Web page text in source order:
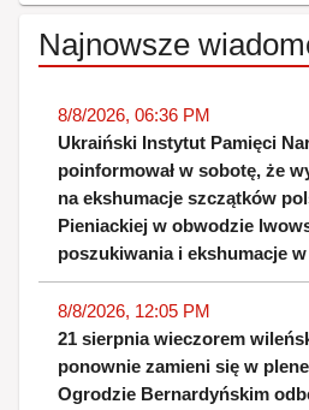
Najnowsze
8/8/2026, 06:36 PM
Ukraiński Instytut Pamięci
poinformował w sobotę, że
na ekshumacje szczątków
Pieniackiej w obwodzie
poszukiwania i ekshumacje w
8/8/2026, 12:05 PM
21 sierpnia wieczorem
ponownie zamieni się w
Ogrodzie Bernardyńskim